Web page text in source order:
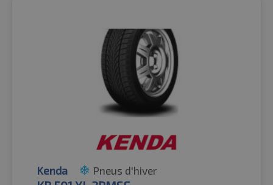
Kenda Pneus d'hiver